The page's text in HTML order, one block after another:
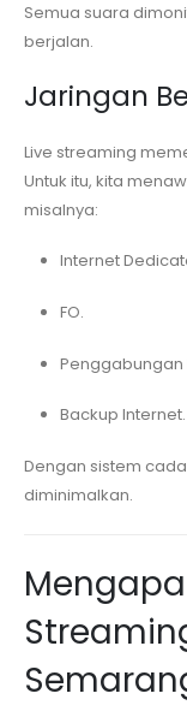
Semua suara
berjalan.
Jaringan
Live streaming
Untuk itu, kita
misalnya:
Internet
FO.
Penggabungan
Backup Internet.
Dengan sistem
diminimalkan.